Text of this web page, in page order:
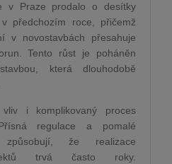
v Praze prodalo o desítky
předchozím roce, přičemž
v novostavbách přesahuje
Tento růst je poháněn
která dlouhodobě
i komplikovaný proces
regulace a pomalé
způsobují, že realizace
trvá často roky.